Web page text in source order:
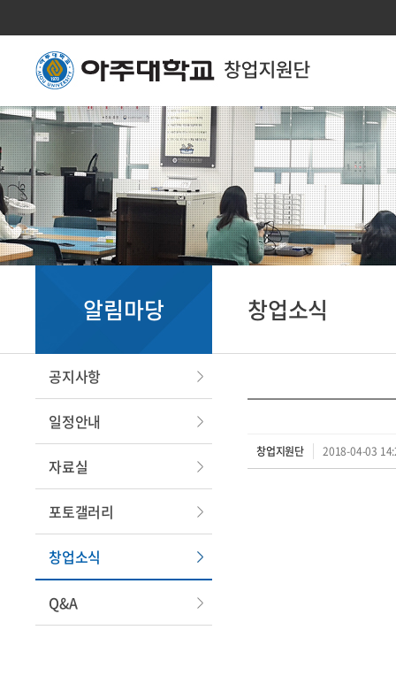
알림마당
공지사항
일정안내
자료실
포토갤러리
창업소식
Q&A
창업소식
창업지원단 2018-04-03